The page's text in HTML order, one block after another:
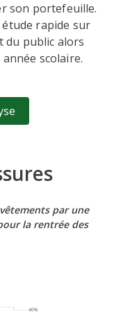
son portefeuille.
rapide sur
du public alors
scolaire.
par une
la rentrée des